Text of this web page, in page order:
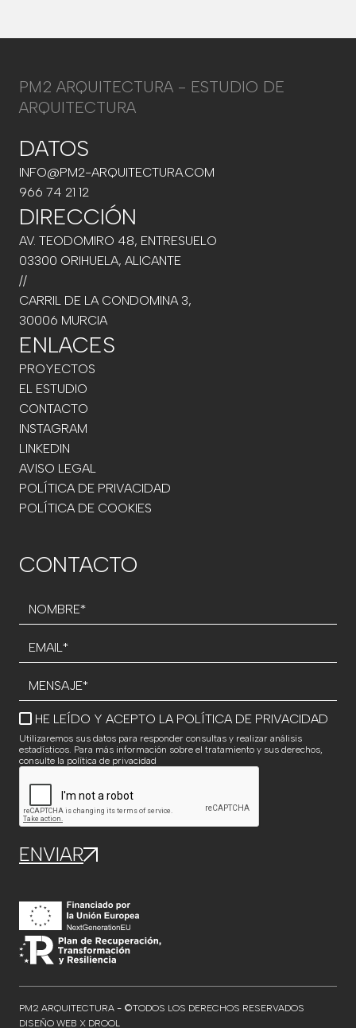
PM2 ARQUITECTURA - ESTUDIO DE
ARQUITECTURA
DATOS
INFO@PM2-ARQUITECTURA.COM
966 74 21 12
DIRECCIÓN
AV. TEODOMIRO 48, ENTRESUELO
03300 ORIHUELA, ALICANTE
//
CARRIL DE LA CONDOMINA 3,
30006 MURCIA
ENLACES
PROYECTOS
EL ESTUDIO
CONTACTO
INSTAGRAM
LINKEDIN
AVISO LEGAL
POLÍTICA DE PRIVACIDAD
POLÍTICA DE COOKIES
CONTACTO
HE LEÍDO Y ACEPTO LA POLÍTICA DE PRIVACIDAD
Utilizaremos sus datos para responder consultas y realizar análisis
estadísticos. Para más información sobre el tratamiento y sus derechos,
consulte la política de privacidad
PM2 ARQUITECTURA - ©TODOS LOS DERECHOS RESERVADOS
DISEÑO WEB X DROOL